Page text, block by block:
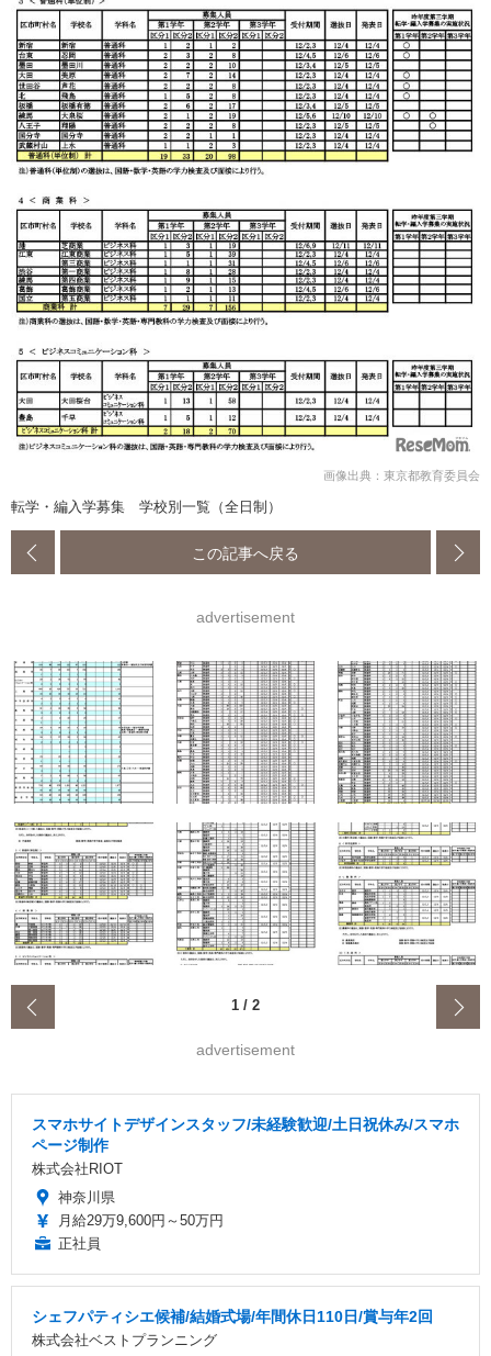
画像出典：東京都教育委員会
転学・編入学募集 学校別一覧（全日制）
この記事へ戻る
advertisement
1 / 2
advertisement
スマホサイトデザインスタッフ/未経験歓迎/土日祝休み/スマホ
ページ制作
株式会社RIOT
神奈川県
月給29万9,600円～50万円
正社員
シェフパティシエ候補/結婚式場/年間休日110日/賞与年2回
株式会社ベストプランニング